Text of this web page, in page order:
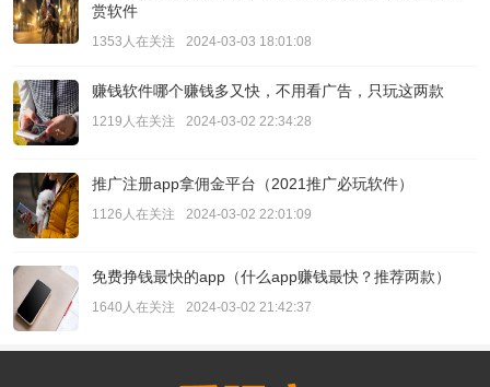
赏软件
1353人在关注 2024-03-03 18:01:08
赚钱软件哪个赚钱多又快，不用看广告，只玩这两款
1219人在关注 2024-03-02 22:34:28
推广注册app拿佣金平台（2021推广必玩软件）
1126人在关注 2024-03-02 22:01:09
免费挣钱最快的app（什么app赚钱最快？推荐两款）
1640人在关注 2024-03-02 21:42:37